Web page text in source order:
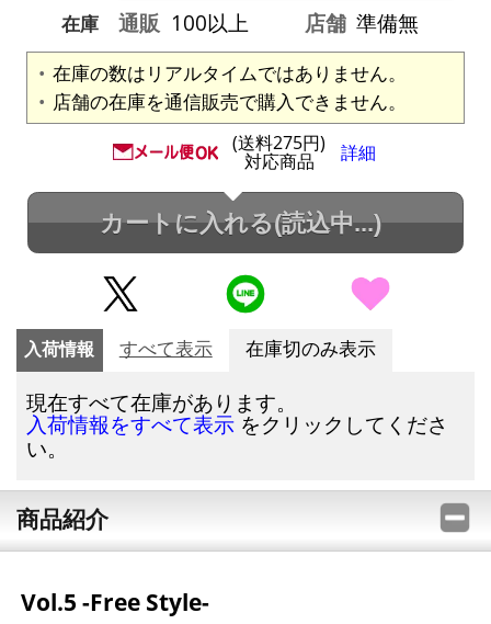
在庫
通販 100以上 店舗 準備無
在庫の数はリアルタイムではありません。
店舗の在庫を通信販売で購入できません。
(送料275円)
対応商品 詳細
カートに入れる(読込中...)
入荷情報 すべて表示 在庫切のみ表示
現在すべて在庫があります。
入荷情報をすべて表示 をクリックしてくださ
い。
商品紹介
Vol.5 -Free Style-